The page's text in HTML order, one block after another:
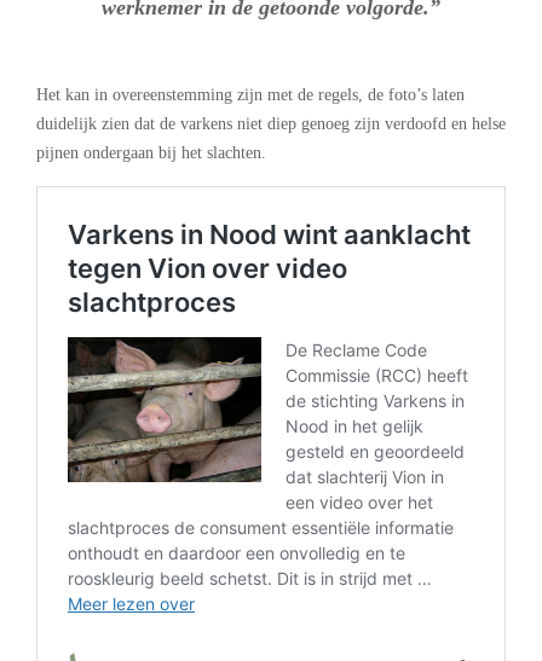
werknemer in de getoonde volgorde.”
Het kan in overeenstemming zijn met de regels, de foto’s laten
duidelijk zien dat de varkens niet diep genoeg zijn verdoofd en helse
pijnen ondergaan bij het slachten.